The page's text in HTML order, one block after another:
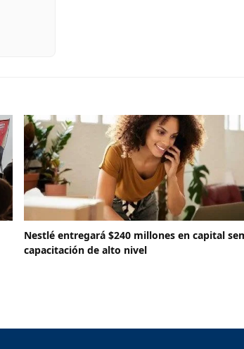
Nestlé entregará $240 millones en capital
capacitación de alto nivel